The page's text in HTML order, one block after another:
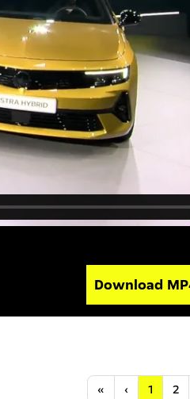
Download
« Anfang
‹ Vorherige
1 2